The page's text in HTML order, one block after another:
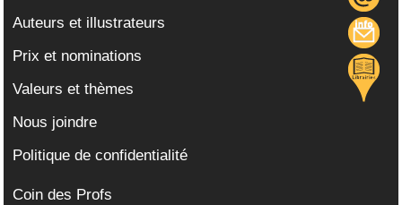
Auteurs et illustrateurs
Prix et nominations
Valeurs et thèmes
Nous joindre
Politique de confidentialité
Coin des Profs